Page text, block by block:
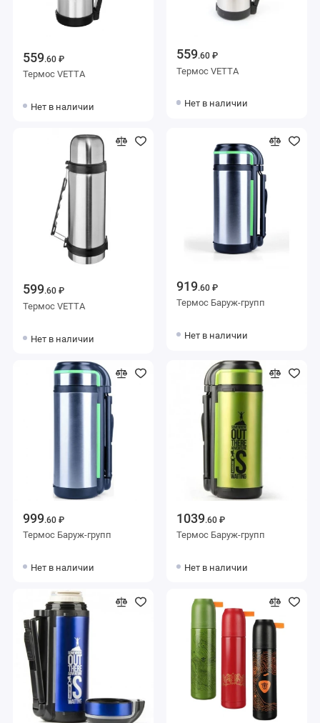
559.60 ₽
Термос VETTA
Нет в наличии
559.60 ₽
Термос VETTA
Нет в наличии
599.60 ₽
Термос VETTA
Нет в наличии
919.60 ₽
Термос Баруж-групп
Нет в наличии
999.60 ₽
Термос Баруж-групп
Нет в наличии
1039.60 ₽
Термос Баруж-групп
Нет в наличии